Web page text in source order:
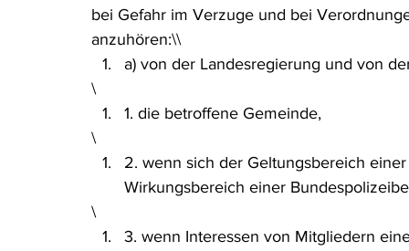
bei Gefahr im Verzuge und bei
anzuhören:\\
a) von der Landesregierung und von
\
1. die betroffene Gemeinde,
\
2. wenn sich der Geltungsbereich
Wirkungsbereich einer
\
3. wenn Interessen von Mitgliedern